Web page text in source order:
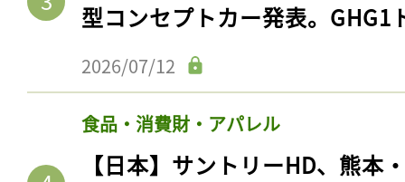
型コンセプトカー発表。GHG1
2026/07/12
食品・消費財・アパレル
【日本】サントリーHD、熊本